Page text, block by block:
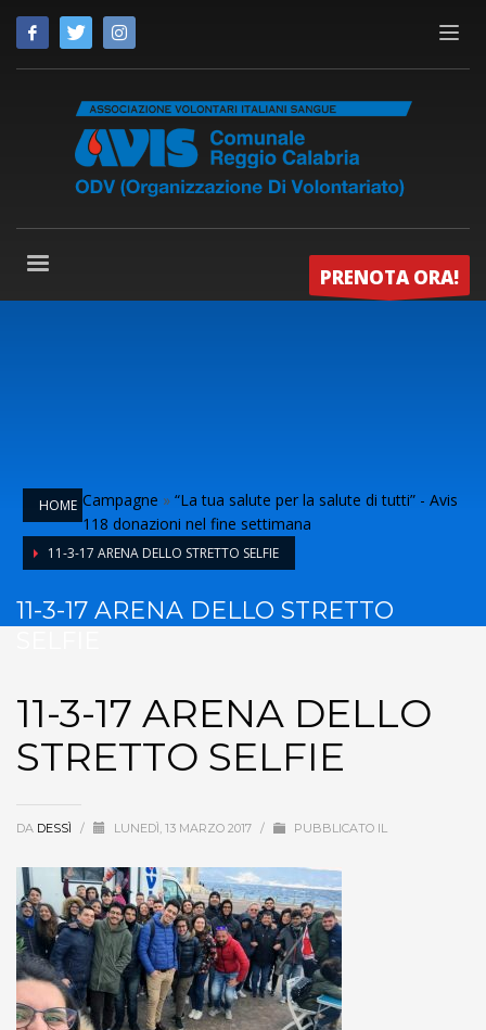
PRENOTA ORA!
HOME Campagne » “La tua salute per la salute di tutti” - Avis
118 donazioni nel fine settimana
11-3-17 ARENA DELLO STRETTO SELFIE
11-3-17 ARENA DELLO STRETTO
11-3-17 ARENA DELLO
STRETTO SELFIE
DA DESSÌ / LUNEDÌ, 13 MARZO 2017 / PUBBLICATO IL